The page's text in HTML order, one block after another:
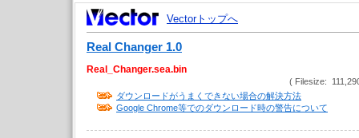
Vectorトップへ
Real Changer 1.0
Real_Changer.sea.bin
( Filesize:
ダウンロードがうまくできない場合の解決方法
Google Chrome等でのダウンロード時の警告について